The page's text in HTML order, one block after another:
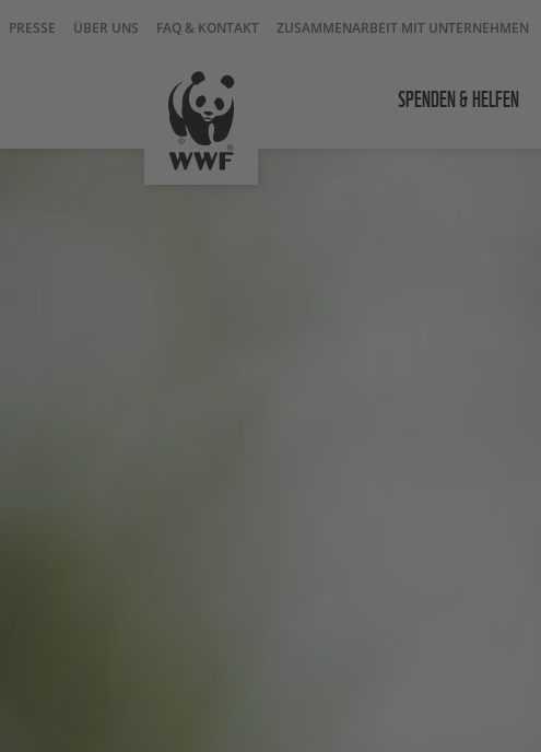
PRESSE ÜBER UNS FAQ & KONTAKT ZUSAMMENARBEIT MIT UNTERNEHMEN
SPENDEN & HELFEN